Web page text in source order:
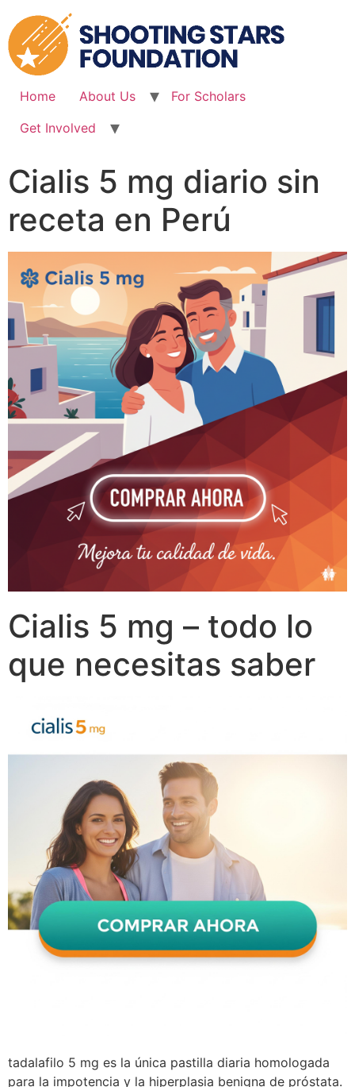
to
content
Home About Us
For Scholars
Get Involved
Cialis 5 mg diario sin
receta en Perú
Cialis 5 mg – todo lo
que necesitas saber
tadalafilo 5 mg es la única pastilla diaria homologada
para la impotencia y la hiperplasia benigna de próstata.